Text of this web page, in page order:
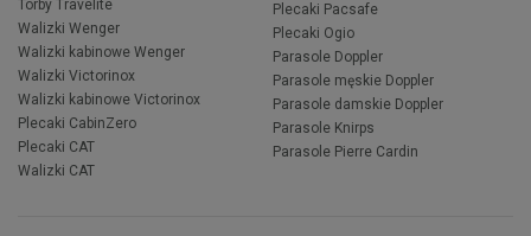
Torby Travelite
Walizki Wenger
Walizki kabinowe Wenger
Walizki Victorinox
Walizki kabinowe Victorinox
Plecaki CabinZero
Plecaki CAT
Walizki CAT
Plecaki Pacsafe
Plecaki Ogio
Parasole Doppler
Parasole męskie Doppler
Parasole damskie Doppler
Parasole Knirps
Parasole Pierre Cardin